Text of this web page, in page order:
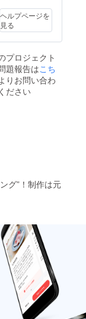
日まで
ヘルプページを
見る
プロジェクト
題報告はこち
りお問い合わ
ださい
グ”！制作は元